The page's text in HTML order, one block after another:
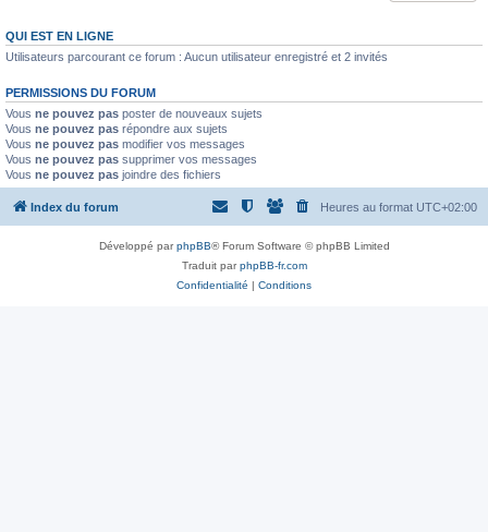
QUI EST EN LIGNE
Utilisateurs parcourant ce forum : Aucun utilisateur enregistré et 2 invités
PERMISSIONS DU FORUM
Vous ne pouvez pas poster de nouveaux sujets
Vous ne pouvez pas répondre aux sujets
Vous ne pouvez pas modifier vos messages
Vous ne pouvez pas supprimer vos messages
Vous ne pouvez pas joindre des fichiers
Index du forum Heures au format UTC+02:00
Développé parphpBB® Forum Software © phpBB Limited
Traduit parphpBB-fr.com
Confidentialité | Conditions